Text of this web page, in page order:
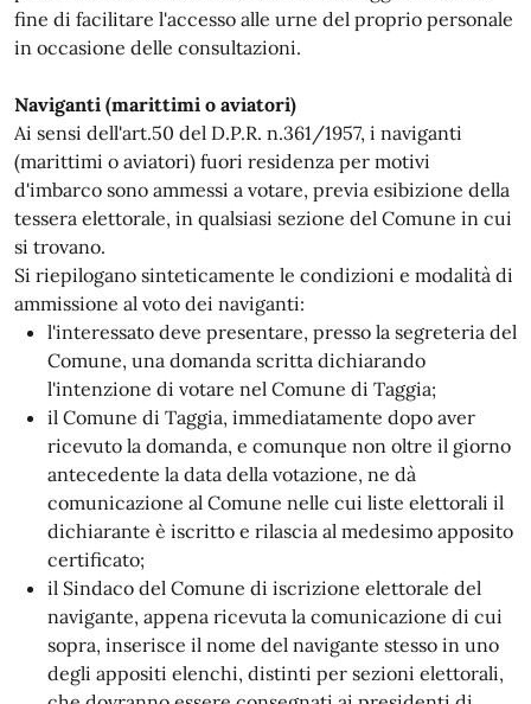
fine di facilitare l'accesso alle urne del proprio personale
in occasione delle consultazioni.
Naviganti (marittimi o aviatori)
Ai sensi dell'art.50 del D.P.R. n.361/1957, i naviganti
(marittimi o aviatori) fuori residenza per motivi
d'imbarco sono ammessi a votare, previa esibizione della
tessera elettorale, in qualsiasi sezione del Comune in cui
si trovano.
Si riepilogano sinteticamente le condizioni e modalità di
ammissione al voto dei naviganti:
l'interessato deve presentare, presso la segreteria del
Comune, una domanda scritta dichiarando
l'intenzione di votare nel Comune di Taggia;
il Comune di Taggia, immediatamente dopo aver
ricevuto la domanda, e comunque non oltre il giorno
antecedente la data della votazione, ne dà
comunicazione al Comune nelle cui liste elettorali il
dichiarante è iscritto e rilascia al medesimo apposito
certificato;
il Sindaco del Comune di iscrizione elettorale del
navigante, appena ricevuta la comunicazione di cui
sopra, inserisce il nome del navigante stesso in uno
degli appositi elenchi, distinti per sezioni elettorali,